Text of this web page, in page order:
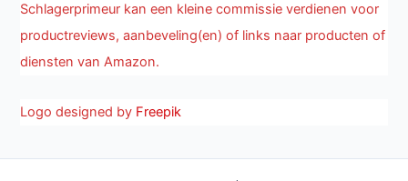
Schlagerprimeur kan een kleine commissie verdienen voor
productreviews, aanbeveling(en) of links naar producten of
diensten van Amazon.
Logo designed by Freepik